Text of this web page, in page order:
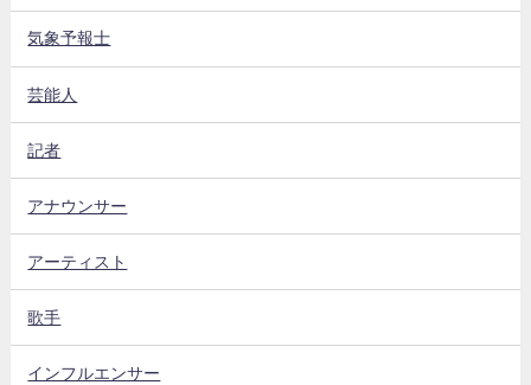
気象予報士
芸能人
記者
アナウンサー
アーティスト
歌手
インフルエンサー